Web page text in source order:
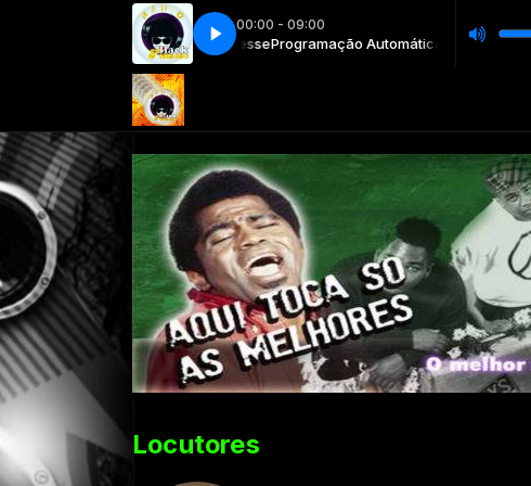
00:00 - 09:00
Automática com DJ Black FinesseProgramação Automática com DJ Black
Locutores